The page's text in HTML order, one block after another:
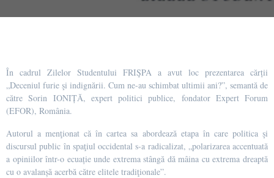
În cadrul Zilelor Studentului FRIŞPA a avut loc prezentarea cărții
„Deceniul furie şi indignării. Cum ne-au schimbat ultimii ani?”, semantă de
către Sorin IONIȚĂ, expert politici publice, fondator Expert Forum
(EFOR), România.
Autorul a menţionat că în cartea sa abordează etapa în care politica şi
discursul public în spaţiul occidental s-a radicalizat, „polarizarea accentuată
a opiniilor într-o ecuație unde extrema stângă dă mâina cu extrema dreaptă
cu o avalanșă acerbă către elitele tradiţionale”.